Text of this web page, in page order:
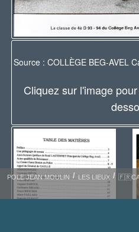
Source : COLLÈGE BEG-AVEL
Cliquez sur l'image
POLE JEAN MOULIN LES LIEUX